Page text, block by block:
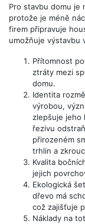
Pro stavbu domu je
protože je méně
firem připravuje
umožňuje výstavbu
Přítomnost
ztráty mezi
domu.
Identita
výrobou,
zlepšuje jeho
řezivu
přirozeném
trhlin a
Kvalita
jejich
Ekologická
dřevo má
což zajišťuje
Náklady na